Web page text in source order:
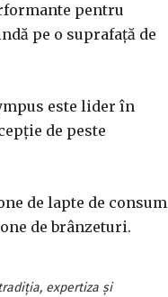
pentru
pe o suprafaţă de
este lider în
de peste
de lapte de consum
de brânzeturi.
expertiza şi